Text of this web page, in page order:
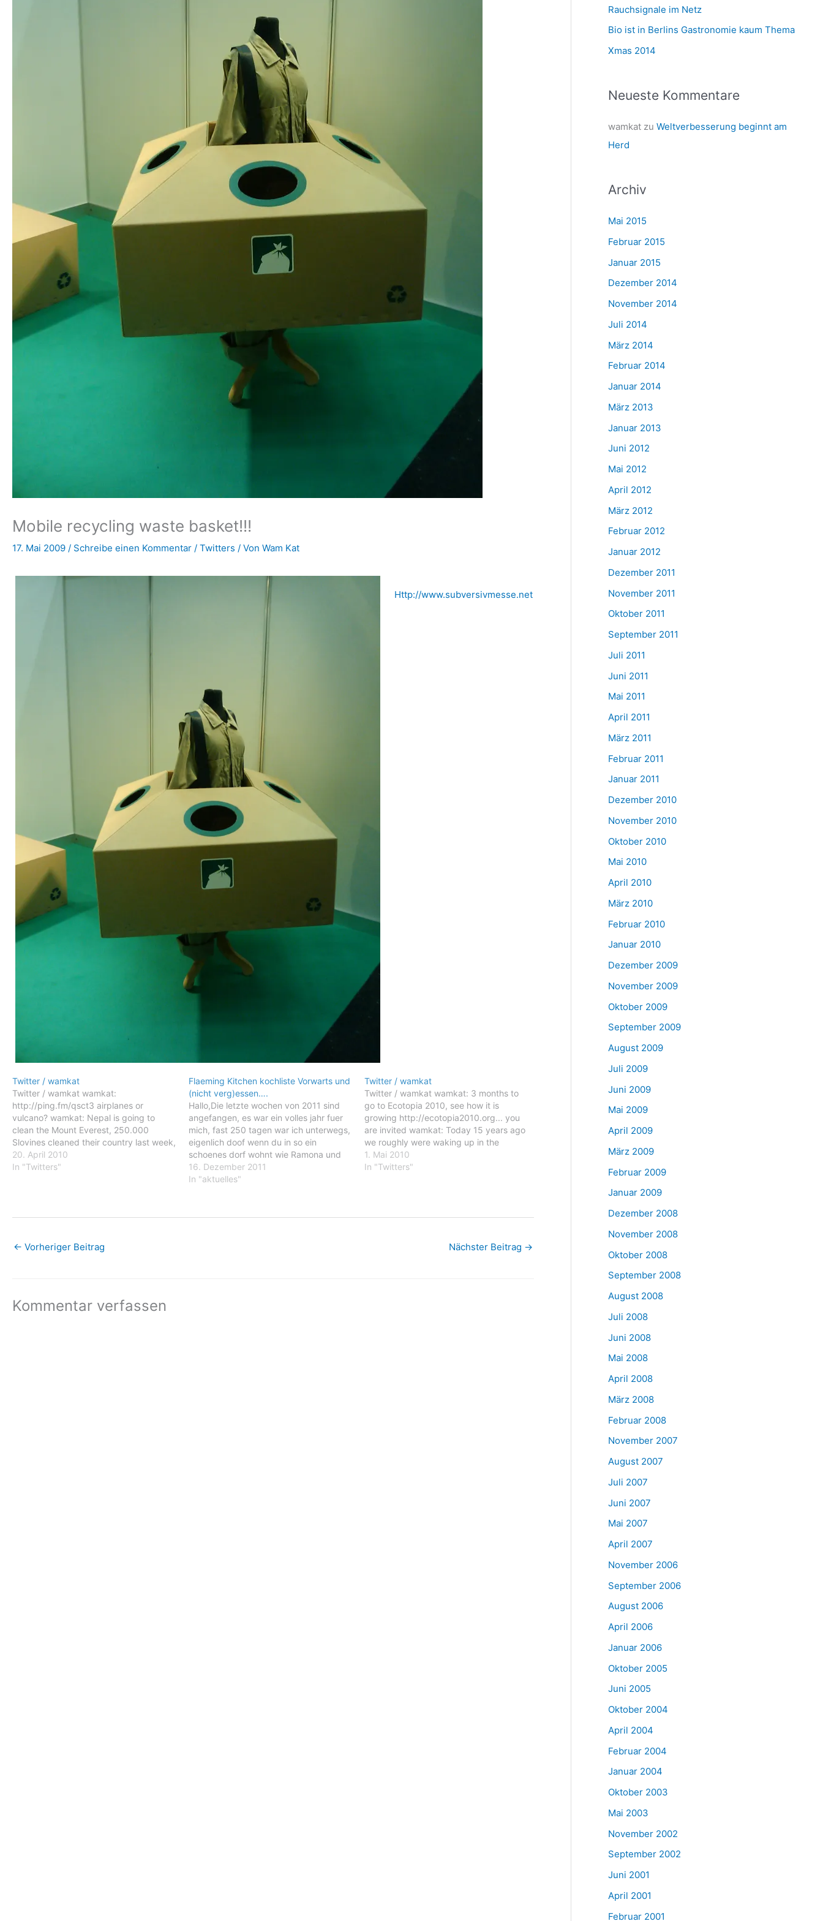
Mobile recycling waste basket!!!
17. Mai 2009 / Schreibe einen Kommentar / Twitters / Von Wam Kat
Http://www.subversivmesse.net
Twitter / wamkat
Twitter / wamkat wamkat:
http://ping.fm/qsct3 airplanes or
vulcano? wamkat: Nepal is going to
clean the Mount Everest, 250.000
Slovines cleaned their country last week,
how much waste lays in your area
around? wamkat: Nice for all people
20. April 2010
In "Twitters"
Flaeming Kitchen kochliste Vorwarts und
(nicht verg)essen….
Hallo,Die letzte wochen von 2011 sind
angefangen, es war ein volles jahr fuer
mich, fast 250 tagen war ich unterwegs,
eigenlich doof wenn du in so ein
schoenes dorf wohnt wie Ramona und
ich. Aber da durch ist auch viel passiert,
hoehepunlkten waren naturlich das
16. Dezember 2011
In "aktuelles"
Twitter / wamkat
Twitter / wamkat wamkat: 3 months to
go to Ecotopia 2010, see how it is
growing http://ecotopia2010.org... you
are invited wamkat: Today 15 years ago
we roughly were waking up in the
middle of the night by the croatian army
who started their attack on Seovica
1. Mai 2010
In "Twitters"
← Vorheriger Beitrag Nächster Beitrag →
Kommentar verfassen
a
c
h
Rauchsignale im Netz
Bio ist in Berlins Gastronomie kaum Thema
Xmas 2014
Neueste Kommentare
wamkatzu Weltverbesserung beginnt am
Herd
Archiv
Mai 2015
Februar 2015
Januar 2015
Dezember 2014
November 2014
Juli 2014
März 2014
Februar 2014
Januar 2014
März 2013
Januar 2013
Juni 2012
Mai 2012
April 2012
März 2012
Februar 2012
Januar 2012
Dezember 2011
November 2011
Oktober 2011
September 2011
Juli 2011
Juni 2011
Mai 2011
April 2011
März 2011
Februar 2011
Januar 2011
Dezember 2010
November 2010
Oktober 2010
Mai 2010
April 2010
März 2010
Februar 2010
Januar 2010
Dezember 2009
November 2009
Oktober 2009
September 2009
August 2009
Juli 2009
Juni 2009
Mai 2009
April 2009
März 2009
Februar 2009
Januar 2009
Dezember 2008
November 2008
Oktober 2008
September 2008
August 2008
Juli 2008
Juni 2008
Mai 2008
April 2008
März 2008
Februar 2008
November 2007
August 2007
Juli 2007
Juni 2007
Mai 2007
April 2007
November 2006
September 2006
August 2006
April 2006
Januar 2006
Oktober 2005
Juni 2005
Oktober 2004
April 2004
Februar 2004
Januar 2004
Oktober 2003
Mai 2003
November 2002
September 2002
Juni 2001
April 2001
Februar 2001